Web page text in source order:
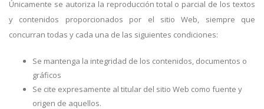
Únicamente se autoriza la reproducción total o parcial de los textos
y contenidos proporcionados por el sitio Web, siempre que
concurran todas y cada una de las siguientes condiciones:
Se mantenga la integridad de los contenidos, documentos o
gráficos
Se cite expresamente al titular del sitio Web como fuente y
origen de aquellos.